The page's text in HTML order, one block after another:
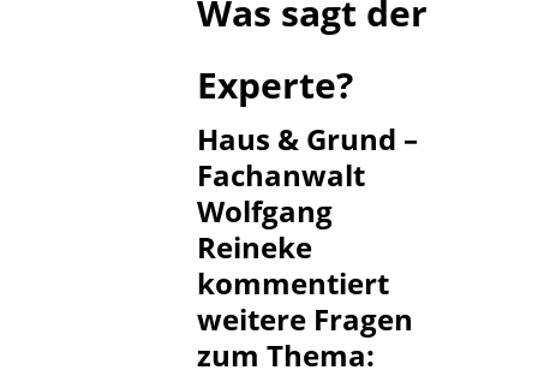
Was sagt der
Experte?
Haus & Grund –
Fachanwalt
Wolfgang
Reineke
kommentiert
weitere Fragen
zum Thema: